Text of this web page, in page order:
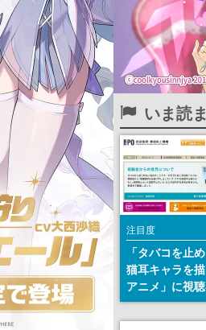
いま読
注目度
「タバコを止
猫耳キャラを
アニメ」に視
から批判意見
の使用と思し